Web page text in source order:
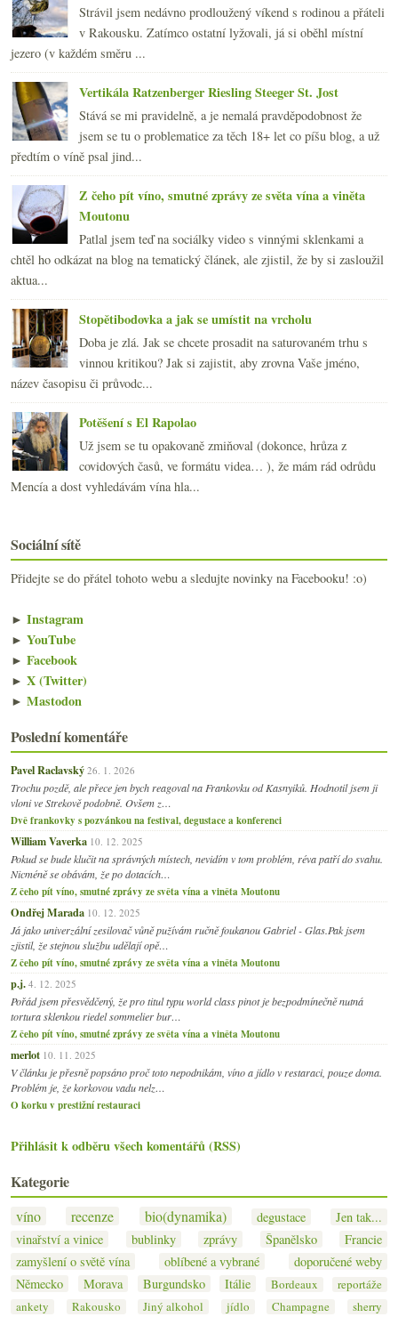
Strávil jsem nedávno prodloužený víkend s rodinou a přáteli
v Rakousku. Zatímco ostatní lyžovali, já si oběhl místní
jezero (v každém směru ...
Vertikála Ratzenberger Riesling Steeger St. Jost
Stává se mi pravidelně, a je nemalá pravděpodobnost že
jsem se tu o problematice za těch 18+ let co píšu blog, a už
předtím o víně psal jind...
Z čeho pít víno, smutné zprávy ze světa vína a viněta
Moutonu
Patlal jsem teď na sociálky video s vinnými sklenkami a
chtěl ho odkázat na blog na tematický článek, ale zjistil, že by si zasloužil
aktua...
Stopětibodovka a jak se umístit na vrcholu
Doba je zlá. Jak se chcete prosadit na saturovaném trhu s
vinnou kritikou? Jak si zajistit, aby zrovna Vaše jméno,
název časopisu či průvodc...
Potěšení s El Rapolao
Už jsem se tu opakovaně zmiňoval (dokonce, hrůza z
covidových časů, ve formátu videa… ), že mám rád odrůdu
Mencía a dost vyhledávám vína hla...
Sociální sítě
Přidejte se do přátel tohoto webu a sledujte novinky na Facebooku! :o)
► Instagram
► YouTube
► Facebook
► X (Twitter)
► Mastodon
Poslední komentáře
Pavel Raclavský 26. 1. 2026
Trochu pozdě, ale přece jen bych reagoval na Frankovku od Kasnyiků. Hodnotil jsem ji
vloni ve Strekově podobně. Ovšem z…
Dvě frankovky s pozvánkou na festival, degustace a konferenci
William Vaverka 10. 12. 2025
Pokud se bude klučit na správných místech, nevidím v tom problém, réva patří do svahu.
Nicméně se obávám, že po dotacích…
Z čeho pít víno, smutné zprávy ze světa vína a viněta Moutonu
Ondřej Marada 10. 12. 2025
Já jako univerzální zesilovač vůně pužívám ručně foukanou Gabriel - Glas.Pak jsem
zjistil, že stejnou službu udělají opě…
Z čeho pít víno, smutné zprávy ze světa vína a viněta Moutonu
p.j. 4. 12. 2025
Pořád jsem přesvědčený, že pro titul typu world class pinot je bezpodmínečně nutná
tortura sklenkou riedel sommelier bur…
Z čeho pít víno, smutné zprávy ze světa vína a viněta Moutonu
merlot 10. 11. 2025
V článku je přesně popsáno proč toto nepodnikám, víno a jídlo v restaraci, pouze doma.
Problém je, že korkovou vadu nelz…
O korku v prestižní restauraci
Přihlásit k odběru všech komentářů (RSS)
Kategorie
víno recenze bio(dynamika) degustace
Jen tak...
vinařství a vinice
bublinky zprávy Španělsko
Francie
zamyšlení o světě vína
oblíbené a vybrané
doporučené weby
Německo
Morava Burgundsko Itálie Bordeaux
reportáže
ankety
Rakousko Jiný alkohol jídlo Champagne sherry